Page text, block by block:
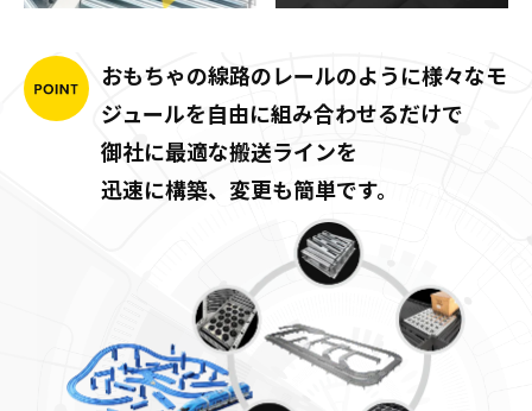
おもちゃの線路のレールのように様々なモ
ジュールを自由に組み合わせるだけで
御社に最適な搬送ラインを
迅速に構築、変更も簡単です。